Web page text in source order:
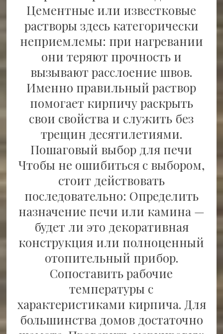
Цементные или известковые
растворы здесь категорически
неприемлемы: при нагревании
они теряют прочность и
вызывают расслоение швов.
Именно правильный раствор
помогает кирпичу раскрыть
свои свойства и служить без
трещин десятилетиями.
Пошаговый выбор для печи
Чтобы не ошибиться с выбором,
стоит действовать
последовательно: Определить
назначение печи или камина —
будет ли это декоративная
конструкция или полноценный
отопительный прибор.
Сопоставить рабочие
температуры с
характеристиками кирпича. Для
большинства домов достаточно